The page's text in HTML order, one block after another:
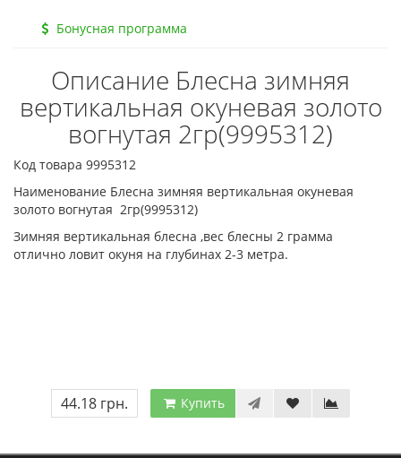
Бонусная программа
Описание Блесна зимняя
вертикальная окуневая золото
вогнутая 2гр(9995312)
Код товара 9995312
Наименование Блесна зимняя вертикальная окуневая
золото вогнутая 2гр(9995312)
Зимняя вертикальная блесна ,вес блесны 2 грамма
отлично ловит окуня на глубинах 2-3 метра.
44.18 грн. Купить